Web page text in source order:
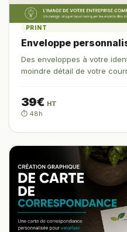
PRINT
Enveloppe
Des enveloppes à votre
moindre détail de votre
39€ HT
⏱️ 48h